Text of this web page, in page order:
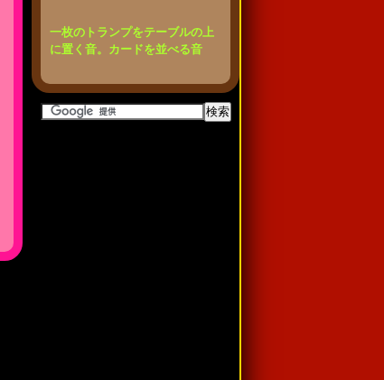
一枚のトランプをテーブルの上
に置く音。カードを並べる音